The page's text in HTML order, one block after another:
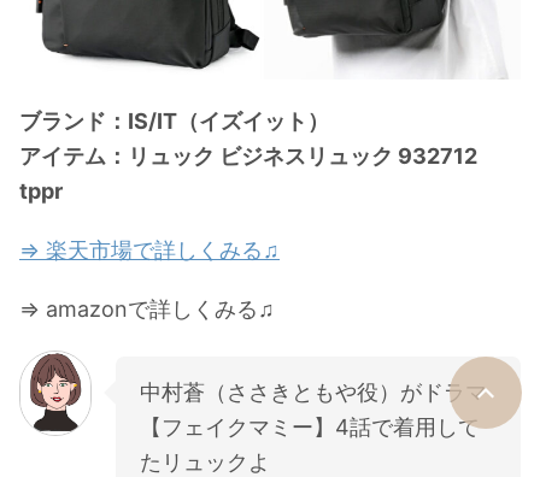
ブランド：IS/IT（イズイット）
アイテム：リュック ビジネスリュック 932712
tppr
⇒ 楽天市場で詳しくみる♫
⇒ amazonで詳しくみる♫
中村蒼（ささきともや役）がドラマ
【フェイクマミー】4話で着用して
たリュックよ